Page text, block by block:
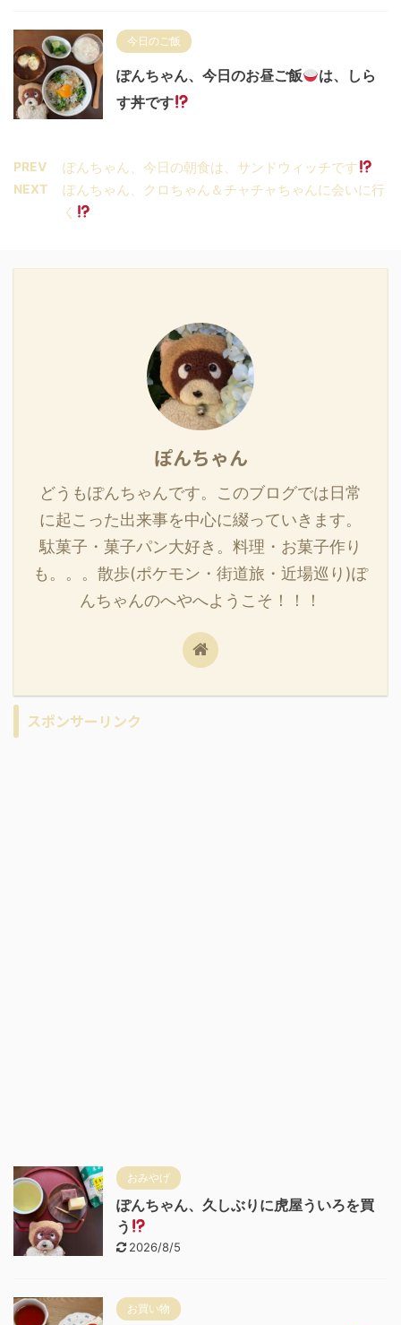
今日のご飯
ぽんちゃん、今日のお昼ご飯
は、しら
す丼です
PREV ぽんちゃん、今日の朝食は、サンドウィッチです
NEXT
ぽんちゃん、クロちゃん＆チャチャちゃんに会いに行
く
ぽんちゃん
どうもぽんちゃんです。このブログでは日常
に起こった出来事を中心に綴っていきます。
駄菓子・菓子パン大好き。料理・お菓子作り
も。。。散歩(ポケモン・街道旅・近場巡り)ぽ
んちゃんのへやへようこそ！！！
スポンサーリンク
おみやげ
ぽんちゃん、久しぶりに虎屋ういろを買
う
2026/8/5
お買い物